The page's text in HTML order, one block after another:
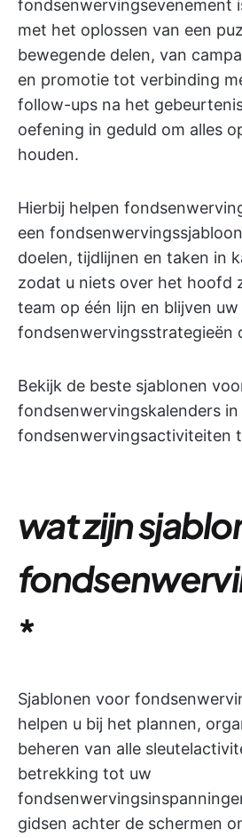
fondsenwervingsevenement
met het oplossen van een
bewegende delen, van
en promotie tot verbinding
follow-ups na het
oefening in geduld om alles
houden.
Hierbij helpen
een
doelen, tijdlijnen en taken in
zodat u niets over het hoofd
team op één lijn en blijven uw
fondsenwervingsstrategieën
Bekijk de beste sjablonen
fondsenwervingskalenders in
fondsenwervingsactiviteiten
wat zijn
*
Sjablonen voor
helpen u bij het plannen,
beheren van alle
betrekking tot uw
gidsen achter de schermen